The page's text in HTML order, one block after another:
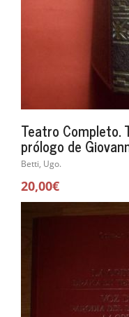
Teatro Completo.
prólogo de
Betti, Ugo.
20,00€